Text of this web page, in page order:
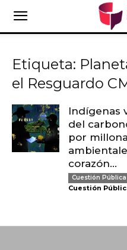
Etiqueta:
el Resguardo
Indígenas
del
por
corazón...
Cuestión Pública
Cuestión